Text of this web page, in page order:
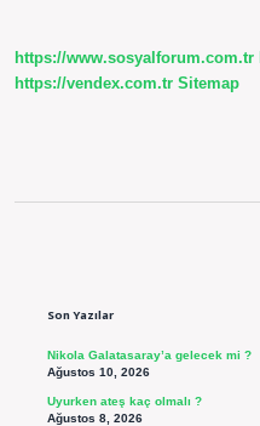
https://www.sosyalforum.com.tr
https://vendex.com.tr Sitemap
Son Yazılar
Nikola Galatasaray’a gelecek mi ?
Ağustos 10, 2026
Uyurken ateş kaç olmalı ?
Ağustos 8, 2026